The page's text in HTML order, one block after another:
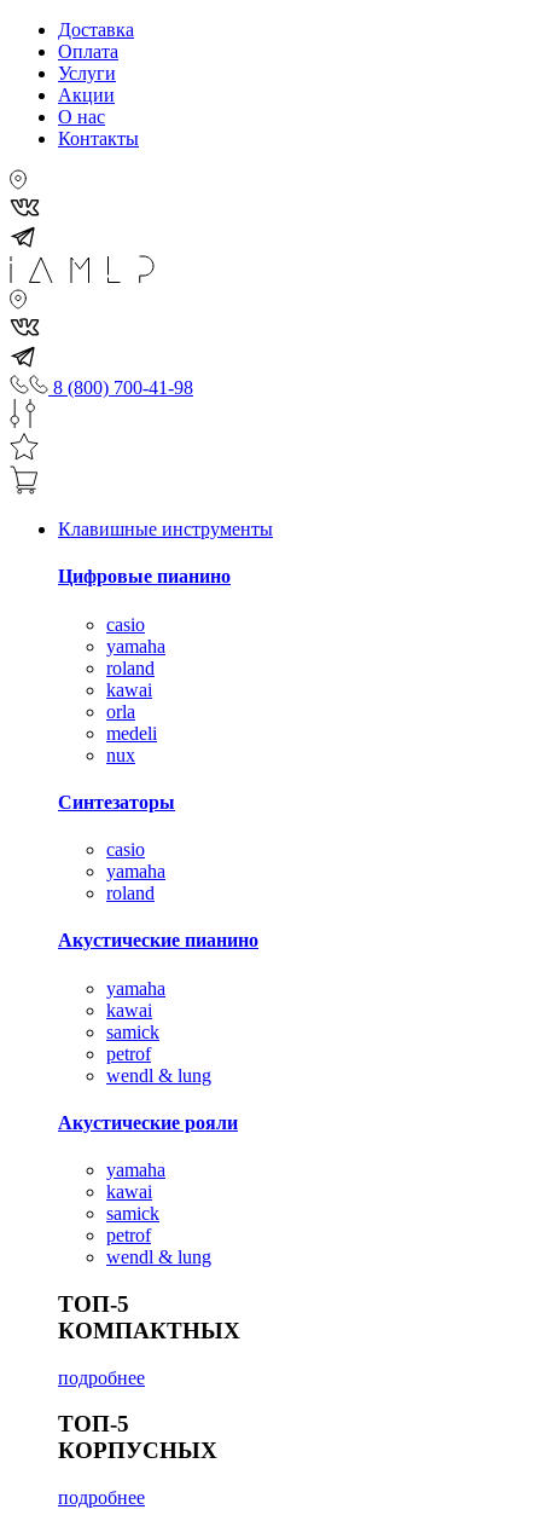
Доставка
Оплата
Услуги
Акции
О нас
Контакты
8 (800) 700-41-98
Клавишные инструменты
Цифровые пианино
casio
yamaha
roland
kawai
orla
medeli
nux
Синтезаторы
casio
yamaha
roland
Акустические пианино
yamaha
kawai
samick
petrof
wendl & lung
Акустические рояли
yamaha
kawai
samick
petrof
wendl & lung
ТОП-5
КОМПАКТНЫХ
подробнее
ТОП-5
КОРПУСНЫХ
подробнее